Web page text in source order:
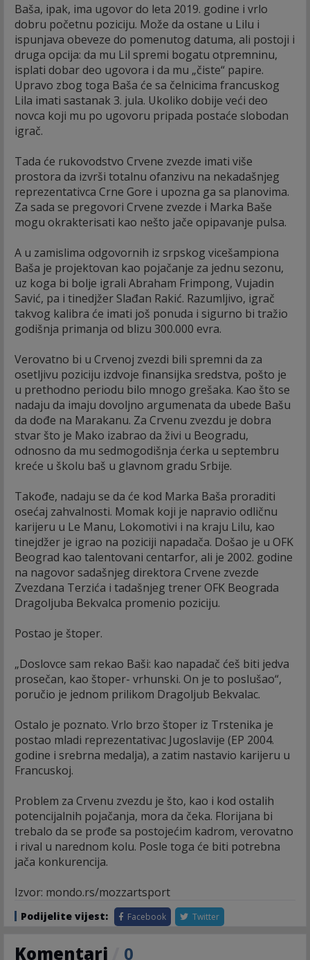
Baša, ipak, ima ugovor do leta 2019. godine i vrlo
dobru početnu poziciju. Može da ostane u Lilu i
ispunjava obeveze do pomenutog datuma, ali postoji i
druga opcija: da mu Lil spremi bogatu otpremninu,
isplati dobar deo ugovora i da mu „čiste“ papire.
Upravo zbog toga Baša će sa čelnicima francuskog
Lila imati sastanak 3. jula. Ukoliko dobije veći deo
novca koji mu po ugovoru pripada postaće slobodan
igrač.
Tada će rukovodstvo Crvene zvezde imati više
prostora da izvrši totalnu ofanzivu na nekadašnjeg
reprezentativca Crne Gore i upozna ga sa planovima.
Za sada se pregovori Crvene zvezde i Marka Baše
mogu okrakterisati kao nešto jače opipavanje pulsa.
A u zamislima odgovornih iz srpskog vicešampiona
Baša je projektovan kao pojačanje za jednu sezonu,
uz koga bi bolje igrali Abraham Frimpong, Vujadin
Savić, pa i tinedjžer Slađan Rakić. Razumljivo, igrač
takvog kalibra će imati još ponuda i sigurno bi tražio
godišnja primanja od blizu 300.000 evra.
Verovatno bi u Crvenoj zvezdi bili spremni da za
osetljivu poziciju izdvoje finansijka sredstva, pošto je
u prethodno periodu bilo mnogo grešaka. Kao što se
nadaju da imaju dovoljno argumenata da ubede Bašu
da dođe na Marakanu. Za Crvenu zvezdu je dobra
stvar što je Mako izabrao da živi u Beogradu,
odnosno da mu sedmogodišnja ćerka u septembru
kreće u školu baš u glavnom gradu Srbije.
Takođe, nadaju se da će kod Marka Baša proraditi
osećaj zahvalnosti. Momak koji je napravio odličnu
karijeru u Le Manu, Lokomotivi i na kraju Lilu, kao
tinejdžer je igrao na poziciji napadača. Došao je u OFK
Beograd kao talentovani centarfor, ali je 2002. godine
na nagovor sadašnjeg direktora Crvene zvezde
Zvezdana Terzića i tadašnjeg trener OFK Beograda
Dragoljuba Bekvalca promenio poziciju.
Postao je štoper.
„Doslovce sam rekao Baši: kao napadač ćeš biti jedva
prosečan, kao štoper- vrhunski. On je to poslušao“,
poručio je jednom prilikom Dragoljub Bekvalac.
Ostalo je poznato. Vrlo brzo štoper iz Trstenika je
postao mladi reprezentativac Jugoslavije (EP 2004.
godine i srebrna medalja), a zatim nastavio karijeru u
Francuskoj.
Problem za Crvenu zvezdu je što, kao i kod ostalih
potencijalnih pojačanja, mora da čeka. Florijana bi
trebalo da se prođe sa postojećim kadrom, verovatno
i rival u narednom kolu. Posle toga će biti potrebna
jača konkurencija.
Izvor: mondo.rs/mozzartsport
Podijelite vijest: Facebook Twitter
Komentari 0